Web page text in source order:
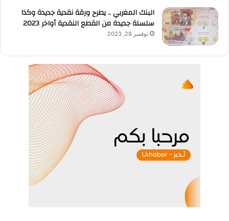
البنك المغربي .. يطرح ورقة نقدية جديدة وكذا
سلسلة جديدة من القطع النقدية أواخر 2023
نوفمبر 28, 2023